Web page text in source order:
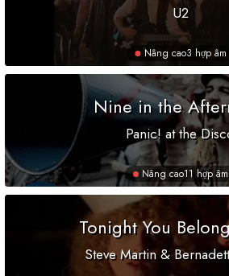
U2
Nâng cao3 hợp âm
Nine in the
Panic! at the
Nâng cao11 hợp âm
Tonight You
Steve Martin &